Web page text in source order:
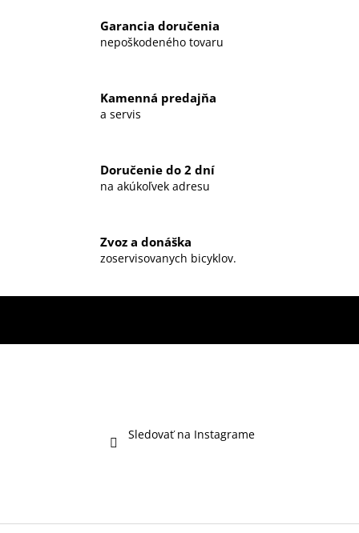
Garancia doručenia
nepoškodeného tovaru
Kamenná predajňa
a servis
Doručenie do 2 dní
na akúkoľvek adresu
Zvoz a donáška
zoservisovanych bicyklov.
Sledovať na Instagrame